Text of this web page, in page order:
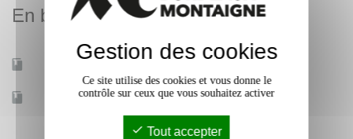
En bref
Accessible à distance Oui
Gestion des cookies
Ce site utilise des cookies et vous donne le
contrôle sur ceux que vous souhaitez activer
Tout accepter